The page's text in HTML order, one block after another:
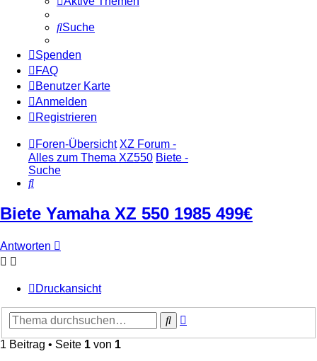
Suche
Spenden
FAQ
Benutzer Karte
Anmelden
Registrieren
Foren-Übersicht XZ Forum -
Alles zum Thema XZ550 Biete -
Suche
Suche
Biete Yamaha XZ 550 1985 499€
Antworten
Druckansicht
Suche
1 Beitrag • Seite 1 von 1